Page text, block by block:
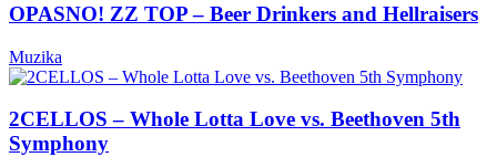
OPASNO! ZZ TOP – Beer Drinkers and Hellraisers
Muzika
2CELLOS – Whole Lotta Love vs. Beethoven 5th
Symphony